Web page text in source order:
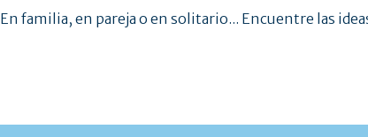
En familia, en pareja o en solitario... Encuentre las